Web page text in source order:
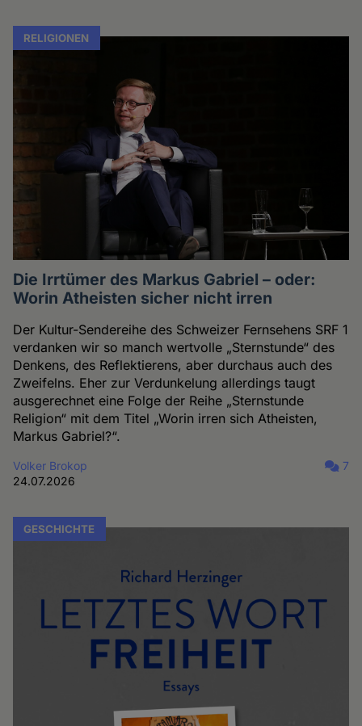
RELIGIONEN
Die Irrtümer des Markus Gabriel – oder:
Worin Atheisten sicher nicht irren
Der Kultur-Sendereihe des Schweizer Fernsehens SRF 1
verdanken wir so manch wertvolle „Sternstunde“ des
Denkens, des Reflektierens, aber durchaus auch des
Zweifelns. Eher zur Verdunkelung allerdings taugt
ausgerechnet eine Folge der Reihe „Sternstunde
Religion“ mit dem Titel „Worin irren sich Atheisten,
Markus Gabriel?“.
Volker Brokop
24.07.2026
7
GESCHICHTE